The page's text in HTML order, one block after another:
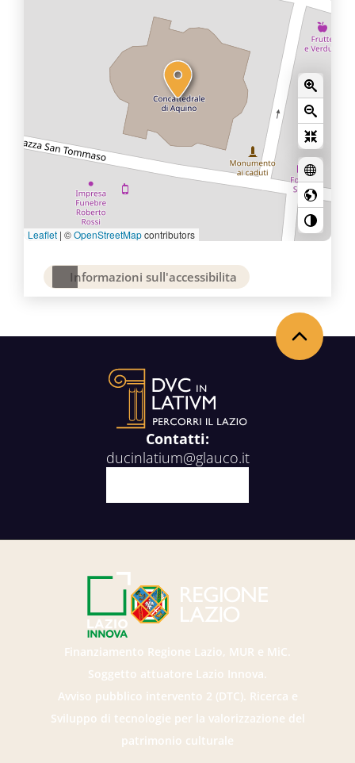
Leaflet | ©OpenStreetMapcontributors
Informazioni sull'accessibilita
Contatti:
ducinlatium@glauco.it
Finanziamento Regione Lazio, MUR e MiC.
Soggetto attuatore Lazio Innova.
Avviso pubblico intervento 2 (DTC). Ricerca e
Sviluppo di tecnologie per la valorizzazione del
patrimonio culturale
Torna in alto